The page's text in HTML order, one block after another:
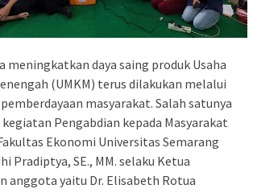
meningkatkan daya saing produk Usaha
(UMKM) terus dilakukan melalui
masyarakat. Salah satunya
Pengabdian kepada Masyarakat
Ekonomi Universitas Semarang
Pradiptya, SE., MM. selaku Ketua
anggota yaitu Dr. Elisabeth Rotua